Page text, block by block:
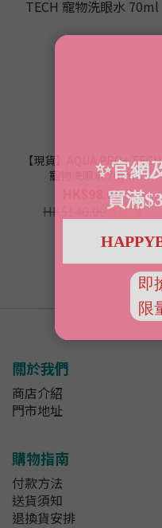
【現貨】AQUA PRO+ TECH
寵物洗眼水 70ml
HK$98.00
HK$140.00
-30%
關於我們
商店介紹
門市地址
購物指南
付款方法
送貨須知
退換貨安排